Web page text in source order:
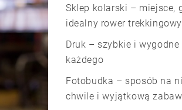
Sklep kolarski – miejsce,
idealny rower trekkingowy
Druk – szybkie i
każdego
Fotobudka – sposób na
chwile i wyjątkową